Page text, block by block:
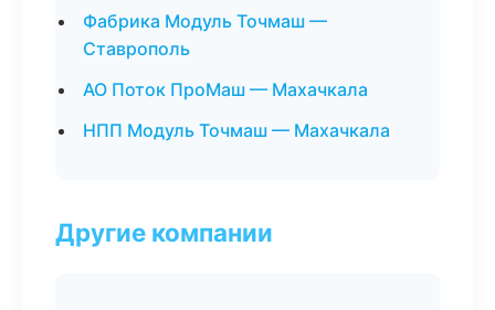
Фабрика Модуль Точмаш —
Ставрополь
АО Поток ПроМаш — Махачкала
НПП Модуль Точмаш — Махачкала
Другие компании